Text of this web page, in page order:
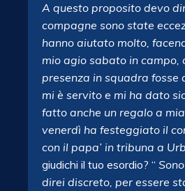
A questo proposito devo
compagne sono state
hanno aiutato molto,
mio agio sabato in campo,
presenza in squadra fosse
mi è servito e mi ha dato
fatto anche un regalo a
venerdì ha festeggiato il
con il papa’ in tribuna a
giudichi il tuo esordio? “
direi discreto, per essere